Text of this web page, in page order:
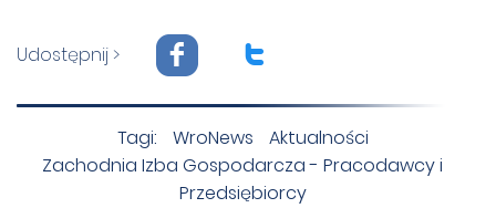
Udostępnij > F T
Tagi: WroNews
Aktualności
Zachodnia Izba Gospodarcza - Pracodawcy i
Przedsiębiorcy